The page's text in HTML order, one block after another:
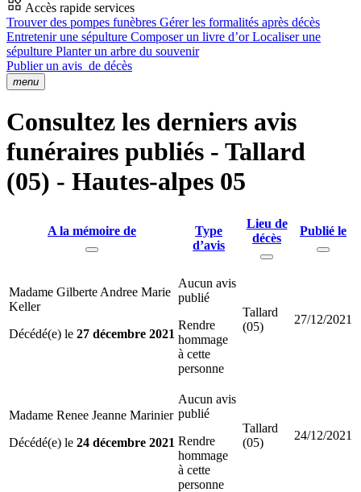
Accès rapide services
Trouver des pompes funèbres Gérer les formalités après décès
Entretenir une sépulture Composer un livre d’orLocaliser une
sépulture Planter un arbre du souvenir
Publier un avis de décès
menu
Consultez les derniers avis
funéraires publiés - Tallard
(05) - Hautes-alpes 05
A la mémoire de
Type
d’avis
Lieu de
décès
Publié le
Madame Gilberte Andree Marie
Keller
Décédé(e) le 27 décembre 2021
Aucun avis
publié
Rendre
hommage
à cette
personne
Tallard
(05)
27/12/2021
Madame Renee Jeanne Marinier
Décédé(e) le 24 décembre 2021
Aucun avis
publié
Rendre
hommage
à cette
personne
Tallard
(05)
24/12/2021